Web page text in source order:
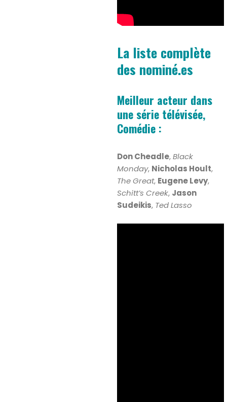
La liste complète
des nominé.es
Meilleur acteur dans
une série télévisée,
Comédie :
Don Cheadle,Black
Monday, Nicholas Hoult,
The Great, Eugene Levy,
Schitt’s Creek, Jason
Sudeikis, Ted Lasso